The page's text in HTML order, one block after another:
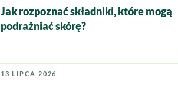
Jak rozpoznać składniki, które mogą
podrażniać skórę?
13 LIPCA 2026